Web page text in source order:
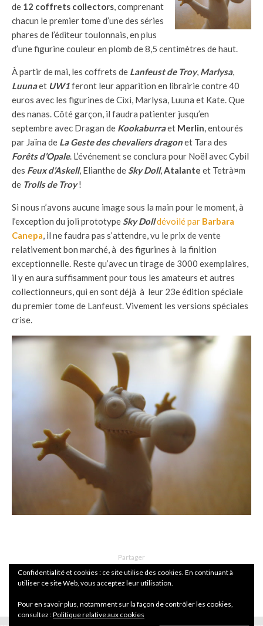
de 12 coffrets collectors, comprenant
chacun le premier tome d’une des séries
phares de l’éditeur toulonnais, en plus
d’une figurine couleur en plomb de 8,5 centimètres de haut.
À partir de mai, les coffrets de Lanfeust de Troy, Marlysa,
Luunaet UW1feront leur apparition en librairie contre 40
euros avec les figurines de Cixi, Marlysa, Luuna et Kate. Que
des nanas. Côté garçon, il faudra patienter jusqu’en
septembre avec Dragan de Kookaburraet Merlin, entourés
par Jaïna de La Geste des chevaliers dragonet Tara des
Forêts d’Opale. L’événement se conclura pour Noël avec Cybil
des Feux d’Askell, Elianthe deSky Doll,Atalante et Tetrà¤m
de Trolls de Troy!
Si nous n’avons aucune image sous la main pour le moment, à
l’exception du joli prototypeSky Dolldévoilé par Barbara
Canepa, il ne faudra pas s’attendre, vu le prix de vente
relativement bon marché, à des figurines à la finition
exceptionnelle. Reste qu’avec un tirage de 3000 exemplaires,
il y en aura suffisamment pour tous les amateurs et autres
collectionneurs, qui en sont déjà à leur 23e édition spéciale
du premier tome de Lanfeust. Vivement les versions spéciales
crise.
Partager
Confidentialité et cookies : ce site utilise des cookies. En continuant à
utiliser ce site Web, vous acceptez leur utilisation.
Pour en savoir plus, notamment sur la façon de contrôler les cookies,
consultez :Politique relative aux cookies